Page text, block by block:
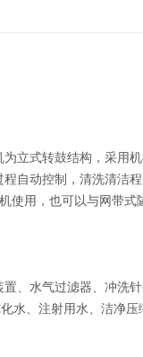
立式转鼓结构，采用
自动控制，清洗清洁
使用，也可以与网带
、水气过滤器、冲洗
水、注射用水、洁净